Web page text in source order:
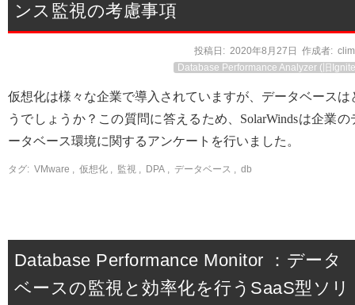
ンス監視の考慮事項
投稿日: 2020年8月27日 作成者:
Database Performance Analyzer (旧
仮想化は様々な企業で導入されていますが、データベースは
うでしょうか？この質問に答えるため、SolarWindsは企業の
ータベース環境に関するアンケートを行いました。
タグ: VMware , 仮想化 , 監視 , DPA , データベース , db
Database Performance Monitor ：データ
ベースの監視と効率化を行うSaaS型ソリ